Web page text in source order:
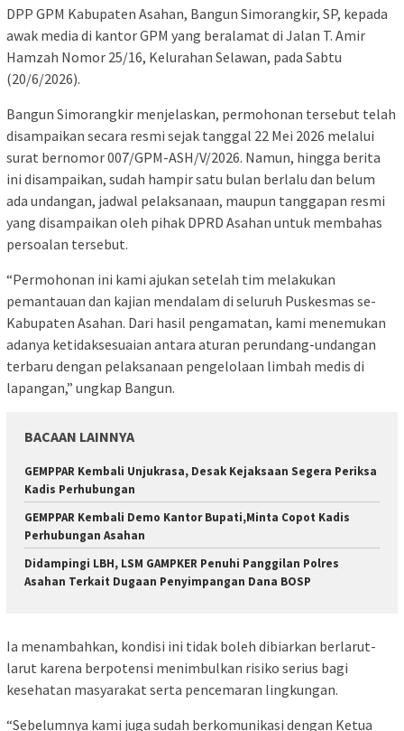
DPP GPM Kabupaten Asahan, Bangun Simorangkir, SP, kepada
awak media di kantor GPM yang beralamat di Jalan T. Amir
Hamzah Nomor 25/16, Kelurahan Selawan, pada Sabtu
(20/6/2026).
Bangun Simorangkir menjelaskan, permohonan tersebut telah
disampaikan secara resmi sejak tanggal 22 Mei 2026 melalui
surat bernomor 007/GPM-ASH/V/2026. Namun, hingga berita
ini disampaikan, sudah hampir satu bulan berlalu dan belum
ada undangan, jadwal pelaksanaan, maupun tanggapan resmi
yang disampaikan oleh pihak DPRD Asahan untuk membahas
persoalan tersebut.
“Permohonan ini kami ajukan setelah tim melakukan
pemantauan dan kajian mendalam di seluruh Puskesmas se-
Kabupaten Asahan. Dari hasil pengamatan, kami menemukan
adanya ketidaksesuaian antara aturan perundang-undangan
terbaru dengan pelaksanaan pengelolaan limbah medis di
lapangan,” ungkap Bangun.
BACAAN LAINNYA
GEMPPAR Kembali Unjukrasa, Desak Kejaksaan Segera Periksa
Kadis Perhubungan
GEMPPAR Kembali Demo Kantor Bupati,Minta Copot Kadis
Perhubungan Asahan
Didampingi LBH, LSM GAMPKER Penuhi Panggilan Polres
Asahan Terkait Dugaan Penyimpangan Dana BOSP
Ia menambahkan, kondisi ini tidak boleh dibiarkan berlarut-
larut karena berpotensi menimbulkan risiko serius bagi
kesehatan masyarakat serta pencemaran lingkungan.
“Sebelumnya kami juga sudah berkomunikasi dengan Ketua